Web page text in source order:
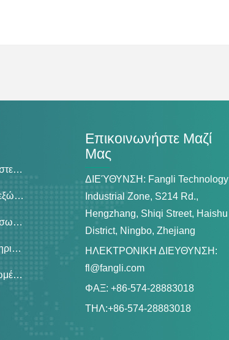
Γραμμή εξώθησης στερεών σωλήνων τοίχου
Δομημένη γραμμή εξώθησης σωλήνων τοίχου
Γραμμή εξώθησης σωλήνων ειδικής χρήσης
Βοηθητικός Υποστηρικτικός Εξοπλισμός
PP Εξοπλισμός λιωμένου υφάσματος
Επικοινωνήστε Μαζί
Μας
ΔΙΕΎΘΥΝΣΗ: Fangli Technology
Industrial Zone, S214 Rd.,
Hengzhang, Shiqi Street, Haishu
District, Ningbo, Zhejiang
ΗΛΕΚΤΡΟΝΙΚΗ ΔΙΕΥΘΥΝΣΗ:
fl@fangli.com
ΦΑΞ: +86-574-28883018
ΤΗΛ:+86-574-28883018